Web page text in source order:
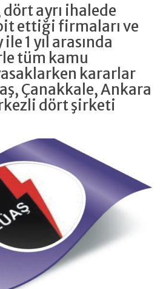
dört ayrı ihalede
ettiği firmaları ve
1 yıl arasında
tüm kamu
kararlar
Çanakkale, Ankara
dört şirketi